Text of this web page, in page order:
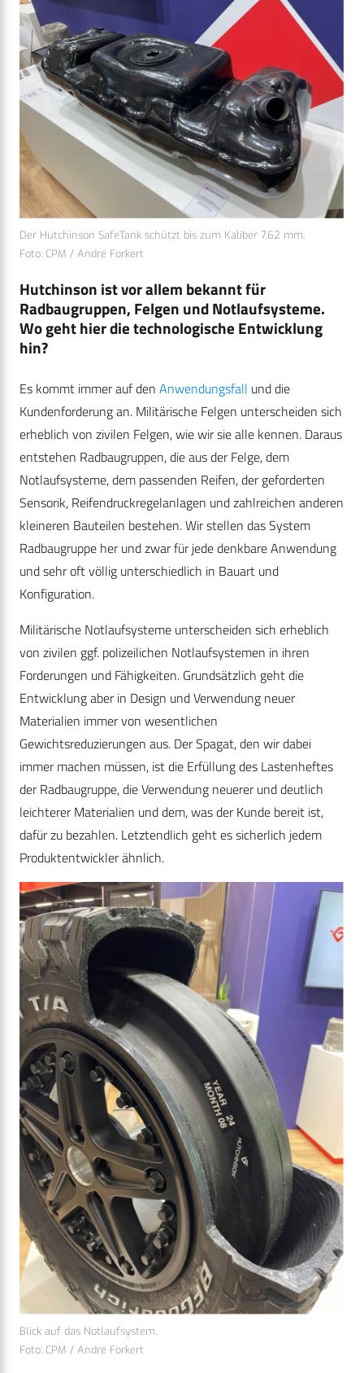
Der Hutchinson SafeTank schützt bis zum Kaliber 7,62 mm.
Foto: CPM / André Forkert
Hutchinson ist vor allem bekannt für
Radbaugruppen, Felgen und Notlaufsysteme.
Wo geht hier die technologische Entwicklung
hin?
Es kommt immer auf den Anwendungsfall und die
Kundenforderung an. Militärische Felgen unterscheiden sich
erheblich von zivilen Felgen, wie wir sie alle kennen. Daraus
entstehen Radbaugruppen, die aus der Felge, dem
Notlaufsysteme, dem passenden Reifen, der geforderten
Sensorik, Reifendruckregelanlagen und zahlreichen anderen
kleineren Bauteilen bestehen. Wir stellen das System
Radbaugruppe her und zwar für jede denkbare Anwendung
und sehr oft völlig unterschiedlich in Bauart und
Konfiguration.
Militärische Notlaufsysteme unterscheiden sich erheblich
von zivilen ggf. polizeilichen Notlaufsystemen in ihren
Forderungen und Fähigkeiten. Grundsätzlich geht die
Entwicklung aber in Design und Verwendung neuer
Materialien immer von wesentlichen
Gewichtsreduzierungen aus. Der Spagat, den wir dabei
immer machen müssen, ist die Erfüllung des Lastenheftes
der Radbaugruppe, die Verwendung neuerer und deutlich
leichterer Materialien und dem, was der Kunde bereit ist,
dafür zu bezahlen. Letztendlich geht es sicherlich jedem
Produktentwickler ähnlich.
Blick auf das Notlaufsystem.
Foto: CPM / André Forkert